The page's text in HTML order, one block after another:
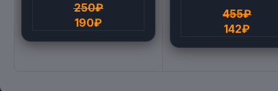
250₽
190₽
455₽
142₽